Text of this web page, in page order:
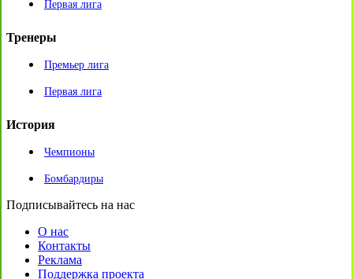
Первая лига
Тренеры
Премьер лига
Первая лига
История
Чемпионы
Бомбардиры
Подписывайтесь на нас
О нас
Контакты
Реклама
Поддержка проекта